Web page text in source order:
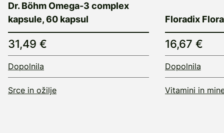
Dr. Böhm Omega-3 complex
kapsule, 60 kapsul
31,49 €
Dopolnila
Srce in ožilje
Floradix
16,67 €
Dopolnila
Vitamini in